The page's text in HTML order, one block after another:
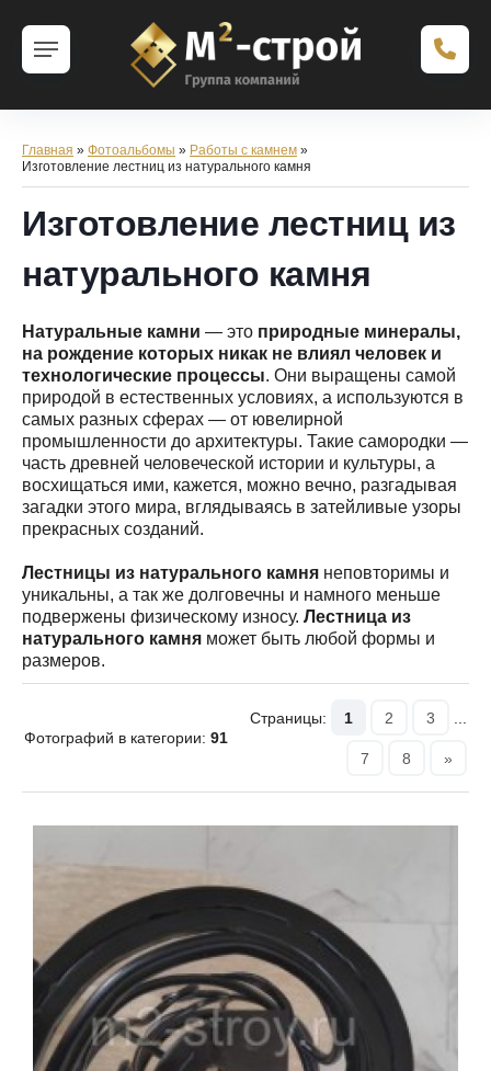
Главная » Фотоальбомы » Работы с камнем »
Изготовление лестниц из натурального камня
Изготовление лестниц из
натурального камня
Натуральные камни ― это природные минералы,
на рождение которых никак не влиял человек и
технологические процессы. Они выращены самой
природой в естественных условиях, а используются в
самых разных сферах ― от ювелирной
промышленности до архитектуры. Такие самородки ―
часть древней человеческой истории и культуры, а
восхищаться ими, кажется, можно вечно, разгадывая
загадки этого мира, вглядываясь в затейливые узоры
прекрасных созданий.
Лестницы из натурального камня неповторимы и
уникальны, а так же долговечны и намного меньше
подвержены физическому износу. Лестница из
натурального камня может быть любой формы и
размеров.
Фотографий в категории: 91
Страницы: 1 2 3
7 8 »
Увеличить